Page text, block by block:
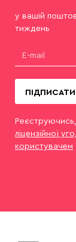
у вашій
тиждень
ліцензійної
користувачем